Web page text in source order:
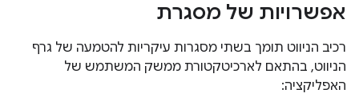
אפשרויות של מסגרת
רכיב הניווט תומך בשתי מסגרות עיקריות להטמעה של גרף
הניווט, בהתאם לארכיטקטורת ממשק המשתמש של
האפליקציה: